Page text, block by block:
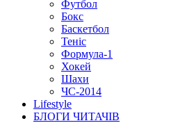
Футбол
Бокс
Баскетбол
Теніс
Формула-1
Хокей
Шахи
ЧС-2014
Lifestyle
БЛОГИ ЧИТАЧІВ